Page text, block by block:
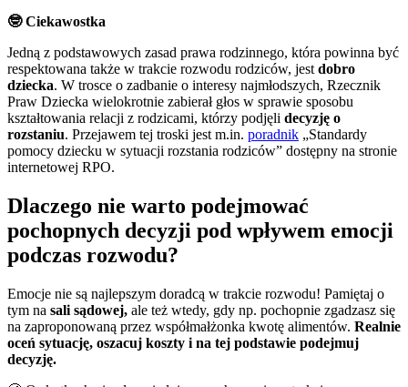
🤓Ciekawostka
Jedną z podstawowych zasad prawa rodzinnego, która powinna być
respektowana także w trakcie rozwodu rodziców, jest dobro
dziecka. W trosce o zadbanie o interesy najmłodszych, Rzecznik
Praw Dziecka wielokrotnie zabierał głos w sprawie sposobu
kształtowania relacji z rodzicami, którzy podjęli decyzję o
rozstaniu. Przejawem tej troski jest m.in. poradnik „Standardy
pomocy dziecku w sytuacji rozstania rodziców” dostępny na stronie
internetowej RPO.
Dlaczego nie warto podejmować
pochopnych decyzji pod wpływem emocji
podczas rozwodu?
Emocje nie są najlepszym doradcą w trakcie rozwodu! Pamiętaj o
tym na sali sądowej, ale też wtedy, gdy np. pochopnie zgadzasz się
na zaproponowaną przez współmałżonka kwotę alimentów. Realnie
oceń sytuację, oszacuj koszty i na tej podstawie podejmuj
decyzję.